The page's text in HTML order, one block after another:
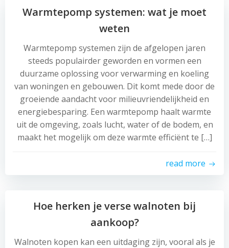
Warmtepomp systemen: wat je moet
weten
Warmtepomp systemen zijn de afgelopen jaren
steeds populairder geworden en vormen een
duurzame oplossing voor verwarming en koeling
van woningen en gebouwen. Dit komt mede door de
groeiende aandacht voor milieuvriendelijkheid en
energiebesparing. Een warmtepomp haalt warmte
uit de omgeving, zoals lucht, water of de bodem, en
maakt het mogelijk om deze warmte efficiënt te […]
read more
Hoe herken je verse walnoten bij
aankoop?
Walnoten kopen kan een uitdaging zijn, vooral als je